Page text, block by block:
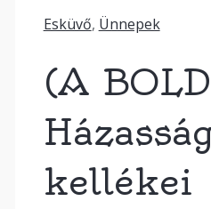
Esküvő, Ünnepek
(A
Házasság
kellékei